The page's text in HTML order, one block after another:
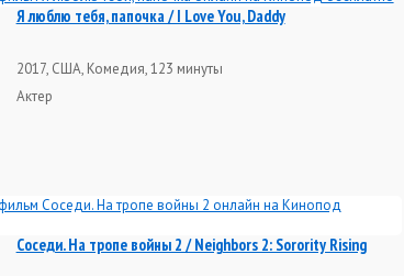
Я люблю тебя, папочка / I Love You, Daddy
2017, США, Комедия, 123 минуты
Актер
Соседи. На тропе войны 2 / Neighbors 2: Sorority Rising